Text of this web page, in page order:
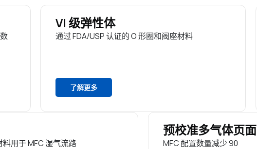
VI 级弹性体
通过 FDA/USP 认证的 O 形圈和阀座材料
了解更多
用于 MFC 湿气流路
预校准多气体页面
MFC 配置数量减少 90